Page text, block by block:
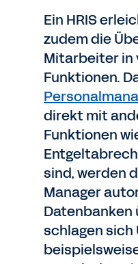
Ein HRIS
zudem die
Mitarbeiter in
Funktionen.
direkt mit
Funktionen
sind, werden
Manager
Datenbanken
schlagen